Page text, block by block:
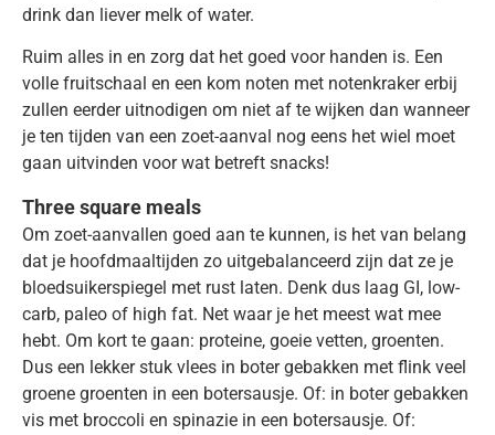
drink dan liever melk of water.
Ruim alles in en zorg dat het goed voor handen is. Een
volle fruitschaal en een kom noten met notenkraker erbij
zullen eerder uitnodigen om niet af te wijken dan wanneer
je ten tijden van een zoet-aanval nog eens het wiel moet
gaan uitvinden voor wat betreft snacks!
Three square meals
Om zoet-aanvallen goed aan te kunnen, is het van belang
dat je hoofdmaaltijden zo uitgebalanceerd zijn dat ze je
bloedsuikerspiegel met rust laten. Denk dus laag GI, low-
carb, paleo of high fat. Net waar je het meest wat mee
hebt. Om kort te gaan: proteine, goeie vetten, groenten.
Dus een lekker stuk vlees in boter gebakken met flink veel
groene groenten in een botersausje. Of: in boter gebakken
vis met broccoli en spinazie in een botersausje. Of: